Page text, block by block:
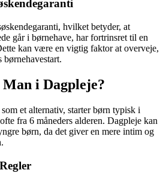
hvilket betyder, at
går i børnehave, har fortrinsret til en
kan være en vigtig faktor at overveje,
i Dagpleje?
et alternativ, starter børn typisk i
fra 6 måneders alderen. Dagpleje kan
børn, da det giver en mere intim og